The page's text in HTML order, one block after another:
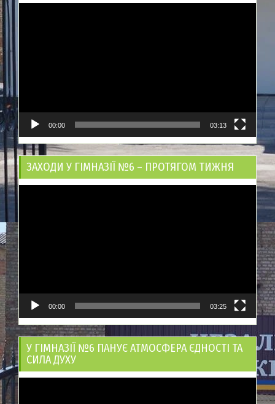
00:00 03:13
ЗАХОДИ У ГІМНАЗІЇ №6 – ПРОТЯГОМ ТИЖНЯ
00:00 03:25
У ГІМНАЗІЇ №6 ПАНУЄ АТМОСФЕРА ЄДНОСТІ ТА
СИЛА ДУХУ